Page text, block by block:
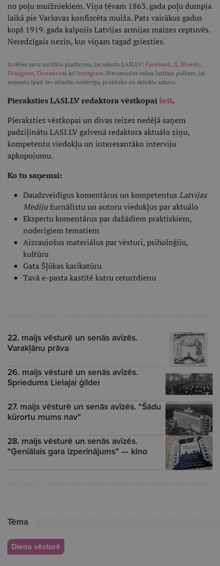
no poļu muižniekiem. Viņa tēvam 1863. gada poļu dumpja
laikā pie Varšavas konfiscēta muiža. Pats vairākus gadus
kopš 1919. gada kalpojis Latvijas armijas maizes ceptuvēs.
Neredzīgais nezin, kur viņam tagad griezties.
Izvēlies savu soctīklu platformu, lai sekotu LASI.LV: Facebook, X, Bluesky,
Draugiem, Threads vai arī Instagram. Pievienojies mūsu lasītāju pulkam, lai
saņemtu īpaši tev atlasītu noderīgu, praktisku un aktuālu saturu.
Pieraksties LASI.LV redaktora vēstkopaišeit.
Pieraksties vēstkopai un divas reizes nedēļā saņem
padziļinātu LASI.LV galvenā redaktora aktuālo ziņu,
kompetentu viedokļu un interesantāko interviju
apkopojumu.
Ko tu saņemsi:
Daudzveidīgus komentārus un kompetentus Latvijas
Medijužurnālistu un autoru viedokļus par aktuālo
Ekspertu komentārus par dažādiem praktiskiem,
noderīgiem tematiem
Aizraujošus materiālus par vēsturi, psiholoģiju,
kultūru
Gata Šļūkas karikatūru
Tavā e-pasta kastītē katru ceturtdienu
22. maijs vēsturē un senās avīzēs.
Varakļānu prāva
26. maijs vēsturē un senās avīzēs.
Spriedums Lielajai ģildei
27. maijs vēsturē un senās avīzēs. "Šādu
kūrortu mums nav"
28. maijs vēsturē un senās avīzēs.
"Ģeniālais gara izperinājums" — kino
Tēma
Diena vēsturē